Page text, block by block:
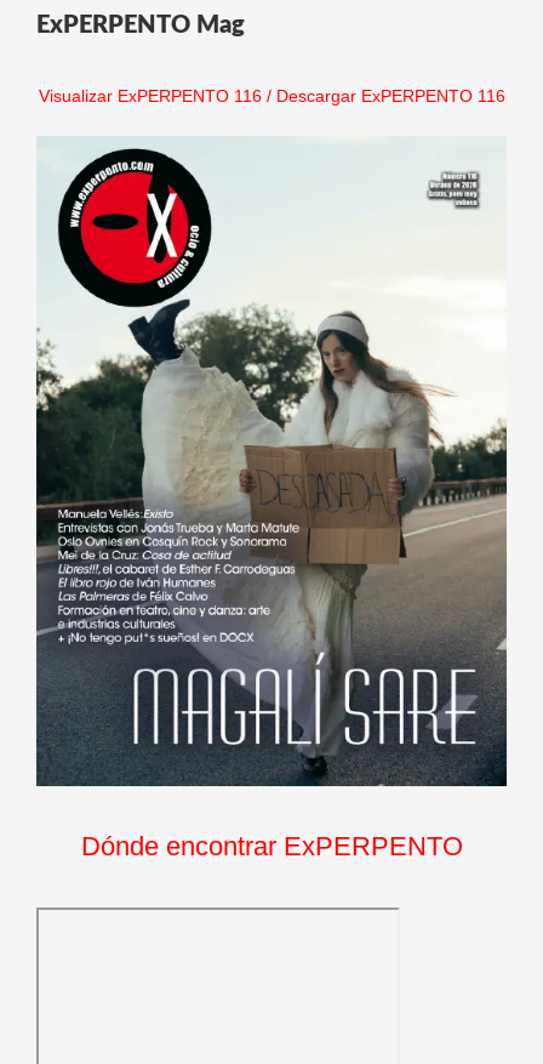
ExPERPENTO Mag
Visualizar ExPERPENTO 116/ Descargar ExPERPENTO 116
Dónde encontrar ExPERPENTO